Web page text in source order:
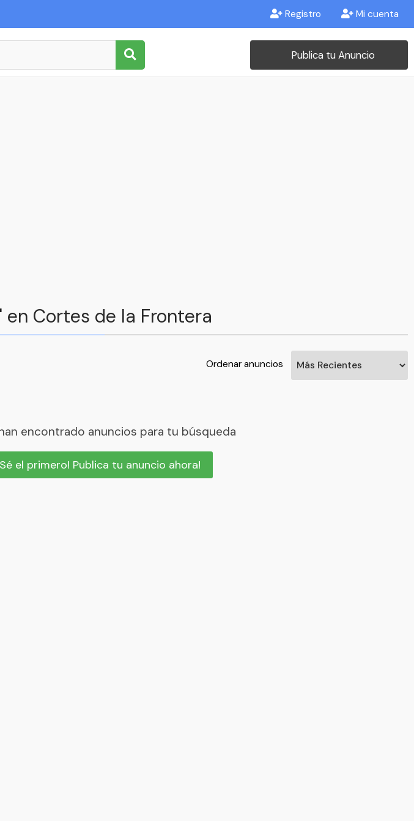
Registro Mi cuenta
Publica tu Anuncio
Cortes de la Frontera
Ordenar anuncios
encontrado anuncios para tu búsqueda
Sé el primero! Publica tu anuncio ahora!